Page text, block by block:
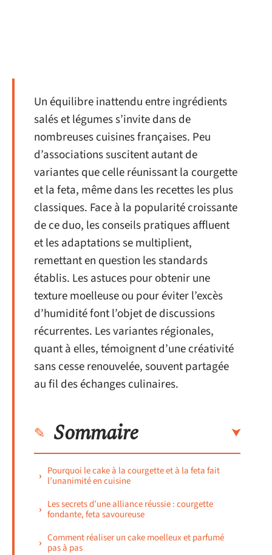
Un équilibre inattendu entre ingrédients
salés et légumes s’invite dans de
nombreuses cuisines françaises. Peu
d’associations suscitent autant de
variantes que celle réunissant la courgette
et la feta, même dans les recettes les plus
classiques. Face à la popularité croissante
de ce duo, les conseils pratiques affluent
et les adaptations se multiplient,
remettant en question les standards
établis. Les astuces pour obtenir une
texture moelleuse ou pour éviter l’excès
d’humidité font l’objet de discussions
récurrentes. Les variantes régionales,
quant à elles, témoignent d’une créativité
sans cesse renouvelée, souvent partagée
au fil des échanges culinaires.
Sommaire
Pourquoi le cake à la courgette et à la feta fait
l’unanimité en cuisine
Les secrets d’une alliance réussie : courgette
fondante, feta savoureuse
Comment réaliser un cake moelleux et parfumé
pas à pas